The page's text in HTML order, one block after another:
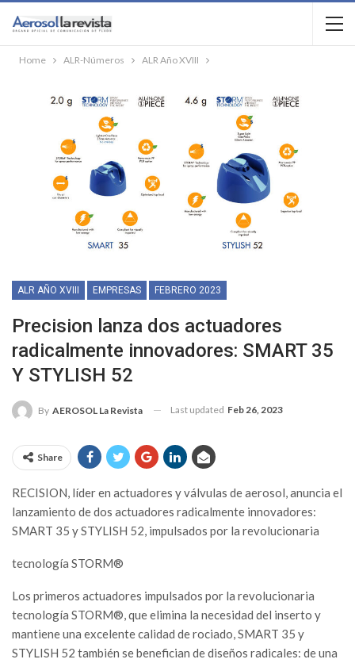
Home ALR-Números ALR Año XVIII
ALR AÑO XVIII EMPRESAS FEBRERO 2023
Precision lanza dos actuadores
radicalmente innovadores: SMART 35
Y STYLISH 52
By AEROSOL La Revista Last updated Feb 26, 2023
Share
RECISION, líder en actuadores y válvulas de aerosol, anuncia el
lanzamiento de dos actuadores radicalmente innovadores:
SMART 35 y STYLISH 52, impulsados por la revolucionaria
tecnología STORM®
Los primeros actuadores impulsados por la revolucionaria
tecnología STORM®, que elimina la necesidad del inserto y
mantiene una excelente calidad de rociado, SMART 35 y
STYLISH 52 también se benefician de diseños radicales: de una